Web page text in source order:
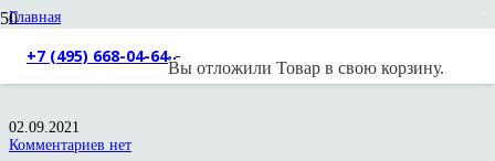
+7 (495) 668-04-64
Вы отложили Товар в свою корзину.
Главная
Vicoustic — инновационная компания года
02.09.2021
Комментариев нет